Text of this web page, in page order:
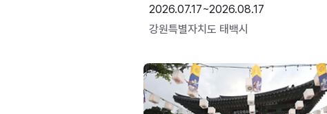
2026.07.17~2026.08.17
강원특별자치도 태백시